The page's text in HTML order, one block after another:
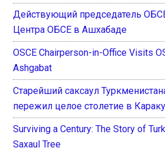
Действующий председатель
Центра ОБСЕ в Ашхабаде
OSCE Chairperson-in-Office Visits
Ashgabat
Старейший саксаул
пережил целое столетие в
Surviving a Century: The Story of
Saxaul Tree